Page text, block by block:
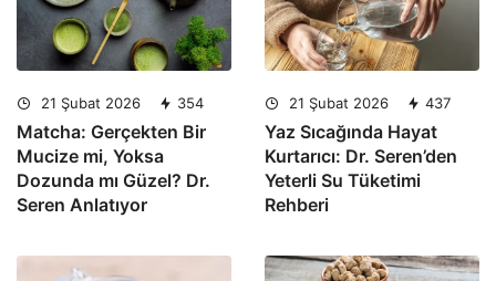
21 Şubat 2026 354
Matcha: Gerçekten Bir
Mucize mi, Yoksa
Dozunda mı Güzel? Dr.
Seren Anlatıyor
21 Şubat 2026 437
Yaz Sıcağında Hayat
Kurtarıcı: Dr. Seren’den
Yeterli Su Tüketimi
Rehberi